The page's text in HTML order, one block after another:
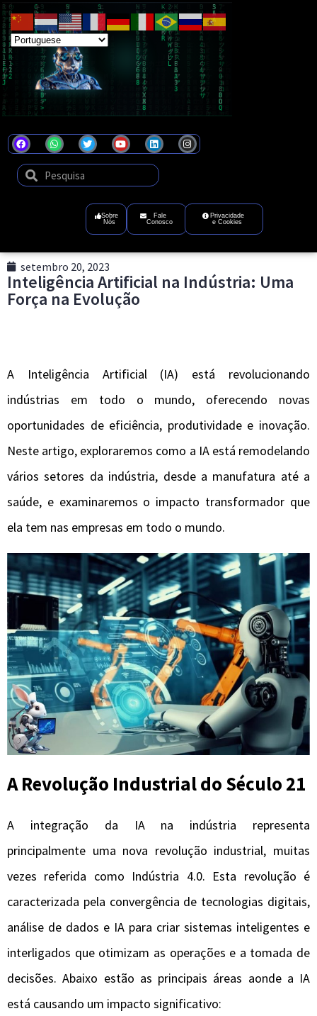
Sobre
Nós
Fale
Conosco
Privacidade
e Cookies
setembro 20, 2023
Inteligência Artificial na Indústria: Uma
Força na Evolução
A Inteligência Artificial (IA) está revolucionando
indústrias em todo o mundo, oferecendo novas
oportunidades de eficiência, produtividade e inovação.
Neste artigo, exploraremos como a IA está remodelando
vários setores da indústria, desde a manufatura até a
saúde, e examinaremos o impacto transformador que
ela tem nas empresas em todo o mundo.
A Revolução Industrial do Século 21
A integração da IA ​​na indústria representa
principalmente uma nova revolução industrial, muitas
vezes referida como Indústria 4.0. Esta revolução é
caracterizada pela convergência de tecnologias digitais,
análise de dados e IA para criar sistemas inteligentes e
interligados que otimizam as operações e a tomada de
decisões. Abaixo estão as principais áreas aonde a IA
está causando um impacto significativo: